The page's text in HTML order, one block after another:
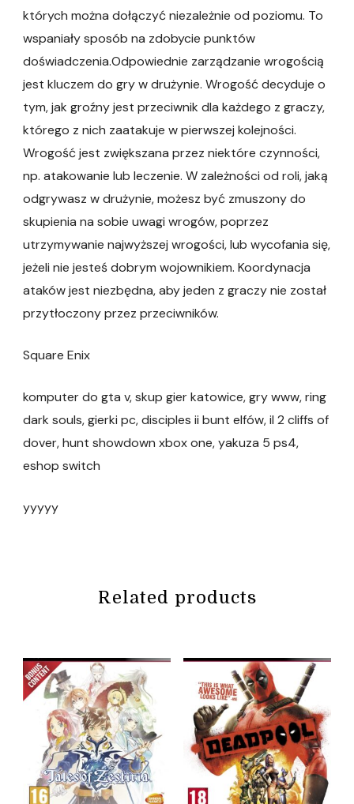
których można dołączyć niezależnie od poziomu. To
wspaniały sposób na zdobycie punktów
doświadczenia.Odpowiednie zarządzanie wrogością
jest kluczem do gry w drużynie. Wrogość decyduje o
tym, jak groźny jest przeciwnik dla każdego z graczy,
którego z nich zaatakuje w pierwszej kolejności.
Wrogość jest zwiększana przez niektóre czynności,
np. atakowanie lub leczenie. W zależności od roli, jaką
odgrywasz w drużynie, możesz być zmuszony do
skupienia na sobie uwagi wrogów, poprzez
utrzymywanie najwyższej wrogości, lub wycofania się,
jeżeli nie jesteś dobrym wojownikiem. Koordynacja
ataków jest niezbędna, aby jeden z graczy nie został
przytłoczony przez przeciwników.
Square Enix
komputer do gta v, skup gier katowice, gry www, ring
dark souls, gierki pc, disciples ii bunt elfów, il 2 cliffs of
dover, hunt showdown xbox one, yakuza 5 ps4,
eshop switch
yyyyy
Related products